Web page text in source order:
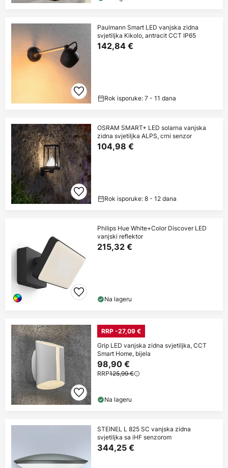
Paulmann Smart LED vanjska zidna
svjetiljka Kikolo, antracit CCT IP65
142,84 €
Rok isporuke: 7 - 11 dana
OSRAM SMART+ LED solarna vanjska
zidna svjetiljka ALPS, crni senzor
104,98 €
Rok isporuke: 8 - 12 dana
Philips Hue White+Color Discover LED
vanjski reflektor
215,32 €
Na lageru
RRP -27,09 €
Grip LED vanjska zidna svjetiljka, CCT
Smart Home, bijela
98,90 €
RRP125,99 €
Na lageru
STEINEL L 825 SC vanjska zidna
svjetiljka sa iHF senzorom
344,25 €